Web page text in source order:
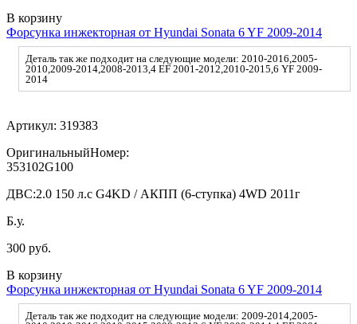
В корзину
Форсунка инжекторная от Hyundai Sonata 6 YF 2009-2014
Деталь так же подходит на следующие модели: 2010-2016,2005-
2010,2009-2014,2008-2013,4 EF 2001-2012,2010-2015,6 YF 2009-
2014
Артикул: 319383
ОригинальныйНомер:
353102G100
ДВС:2.0 150 л.с G4KD / АКПП (6-ступка) 4WD 2011г
Б.у.
300 руб.
В корзину
Форсунка инжекторная от Hyundai Sonata 6 YF 2009-2014
Деталь так же подходит на следующие модели: 2009-2014,2005-